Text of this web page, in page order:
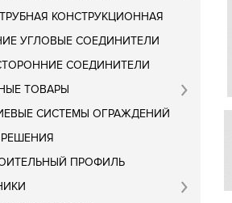
КОНСТРУКЦИОННАЯ
УГЛОВЫЕ СОЕДИНИТЕЛИ
СОЕДИНИТЕЛИ
ТОВАРЫ
СИСТЕМЫ ОГРАЖДЕНИЙ
ПРОФИЛЬ